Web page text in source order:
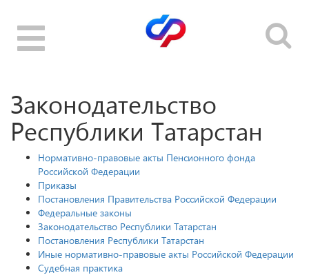
Toggle
navigation
Законодательство
Республики Татарстан
Нормативно-правовые акты Пенсионного фонда
Российской Федерации
Приказы
Постановления Правительства Российской Федерации
Федеральные законы
Законодательство Республики Татарстан
Постановления Республики Татарстан
Иные нормативно-правовые акты Российской Федерации
Судебная практика